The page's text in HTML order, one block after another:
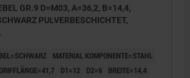
GR.9 D=M03, A=36,2, B=14,4,
PULVERBESCHICHTET,
MATERIAL KOMPONENTE=STAHL
GRIFFLÄNGE=41,7 D1=12 D2=6
BREITE=14,4